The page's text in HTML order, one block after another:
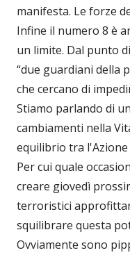
manifesta. Le forze
Infine il numero 8 è
un limite. Dal punto
“due guardiani della
che cercano di
Stiamo parlando di
cambiamenti nella
equilibrio tra l'Azione
Per cui quale
creare giovedì
terroristici
squilibrare questa
Ovviamente sono